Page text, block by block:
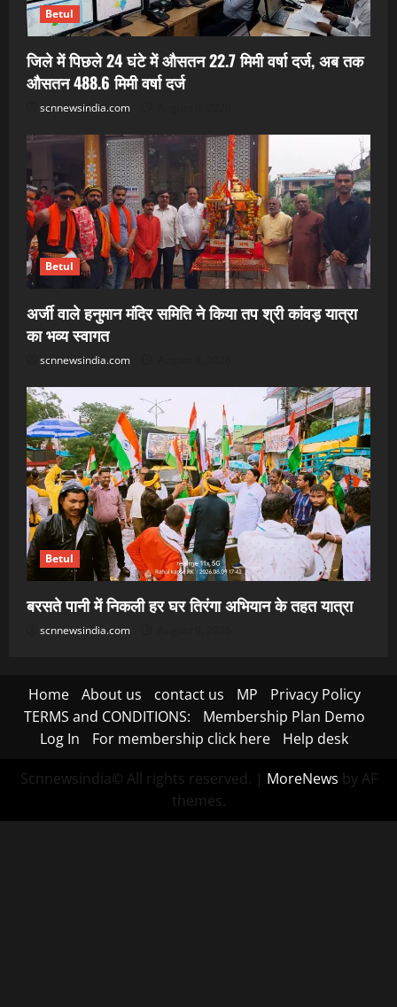
Betul
जिले में पिछले 24 घंटे में औसतन 22.7 मिमी वर्षा दर्ज, अब तक
औसतन 488.6 मिमी वर्षा दर्ज
scnnewsindia.com
Betul
अर्जी वाले हनुमान मंदिर समिति ने किया तप श्री कांवड़ यात्रा
का भव्य स्वागत
scnnewsindia.com
Betul
बरसते पानी में निकली हर घर तिरंगा अभियान के तहत यात्रा
scnnewsindia.com
Home About us contact us MP
Privacy Policy
TERMS and CONDITIONS:
Membership Plan Demo
Log In
For membership click here Help desk
Scnnewsindia© All rights reserved. | MoreNews by AF
themes.